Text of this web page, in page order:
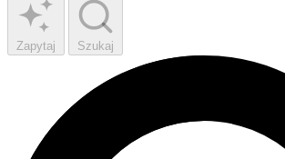
Zapytaj Szukaj